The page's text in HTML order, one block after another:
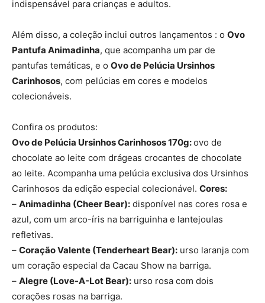
indispensável para crianças e adultos.
Além disso, a coleção inclui outros lançamentos : o Ovo
Pantufa Animadinha, que acompanha um par de
pantufas temáticas, e o Ovo de Pelúcia Ursinhos
Carinhosos, com pelúcias em cores e modelos
colecionáveis.
Confira os produtos:
Ovo de Pelúcia Ursinhos Carinhosos 170g:ovo de
chocolate ao leite com drágeas crocantes de chocolate
ao leite. Acompanha uma pelúcia exclusiva dos Ursinhos
Carinhosos da edição especial colecionável. Cores:
– Animadinha (Cheer Bear): disponível nas cores rosa e
azul, com um arco-íris na barriguinha e lantejoulas
refletivas.
– Coração Valente (Tenderheart Bear): urso laranja com
um coração especial da Cacau Show na barriga.
– Alegre (Love-A-Lot Bear): urso rosa com dois
corações rosas na barriga.